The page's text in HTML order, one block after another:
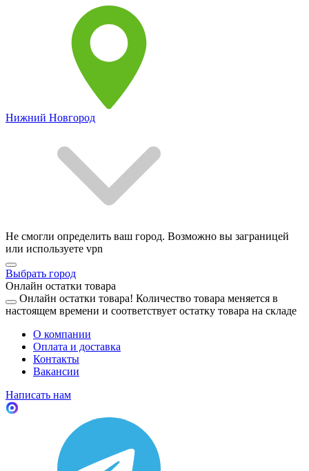
Нижний Новгород
Не смогли определить ваш город. Возможно вы заграницей
или используете vpn
Выбрать город
Онлайн остатки товара
Онлайн остатки товара! Количество товара меняется в
настоящем времени и соответствует остатку товара на складе
О компании
Оплата и доставка
Контакты
Вакансии
Написать нам